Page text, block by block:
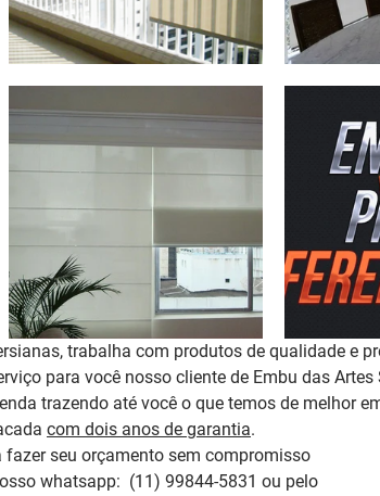
trabalha com produtos de qualidade e
para você nosso cliente de Embu das
trazendo até você o que temos de melhor
com dois anos de garantia.
seu orçamento sem compromisso
whatsapp:  (11) 99844-5831 ou pelo